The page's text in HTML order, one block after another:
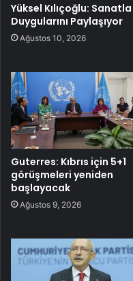
Yüksel Kılıçoğlu: Sanatla
Duygularını Paylaşıyor
Ağustos 10, 2026
Guterres: Kıbrıs için 5+1
görüşmeleri yeniden
başlayacak
Ağustos 9, 2026